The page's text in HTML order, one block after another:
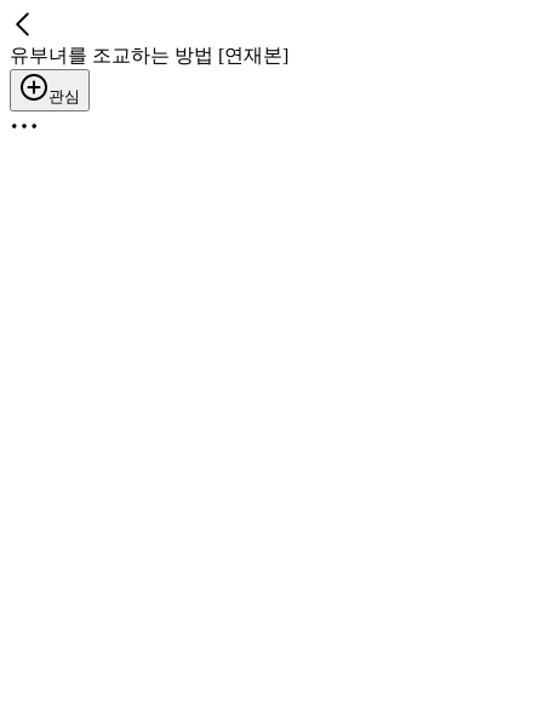
유부녀를 조교하는 방법 [연재본]
관심